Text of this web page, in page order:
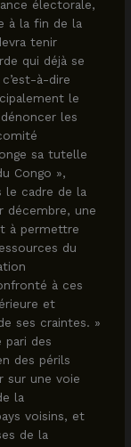
électorale,
à la fin de la
tenir
qui déjà se
à-dire
le
les
sa tutelle
Congo »,
le cadre de la
décembre, une
à permettre
du
à ces
et
ses craintes. »
pari des
des périls
sur une voie
la
voisins, et
de la